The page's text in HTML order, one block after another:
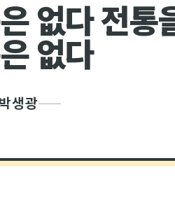
없다전통
없다
생광